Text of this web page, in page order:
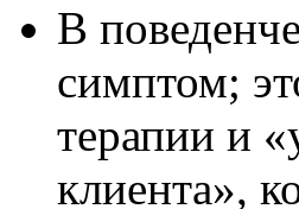
В
симптом;
терапии и
клиента»,